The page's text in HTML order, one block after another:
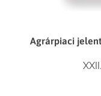
Agrárpiaci